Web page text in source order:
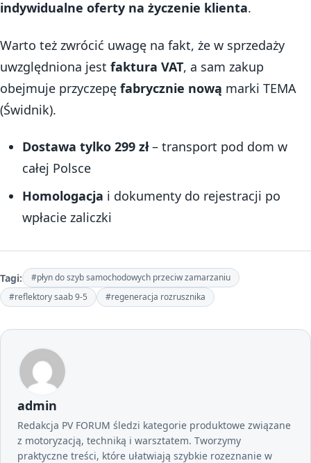
indywidualne oferty na życzenie klienta.
Warto też zwrócić uwagę na fakt, że w sprzedaży
uwzględniona jest faktura VAT, a sam zakup
obejmuje przyczepę fabrycznie nową marki TEMA
(Świdnik).
Dostawa tylko 299 zł– transport pod dom w
całej Polsce
Homologacja i dokumenty do rejestracji po
wpłacie zaliczki
Tagi:
#płyn do szyb samochodowych przeciw zamarzaniu
#reflektory saab 9-5
#regeneracja rozrusznika
admin
Redakcja PV FORUM śledzi kategorie produktowe związane
z motoryzacją, techniką i warsztatem. Tworzymy
praktyczne treści, które ułatwiają szybkie rozeznanie w